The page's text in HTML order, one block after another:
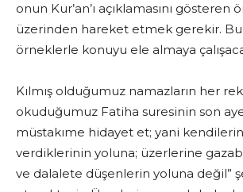
onun Kur’an’ı açıklamasını gösteren
üzerinden hareket etmek gerekir.
örneklerle konuyu ele almaya
Kılmış olduğumuz namazların her
okuduğumuz Fatiha suresinin son
müstakıme hidayet et; yani
verdiklerinin yoluna; üzerlerine gazab
ve dalalete düşenlerin yoluna değil”